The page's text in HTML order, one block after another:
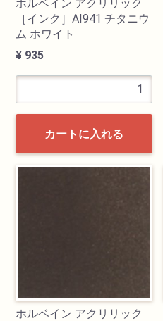
ホルベイン アクリリック
［インク］AI941 チタニウ
ム ホワイト
¥ 935
カートに入れる
ホルベイン アクリリック